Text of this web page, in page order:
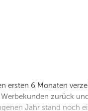
ersten 6 Monaten
zurück
Jahr stand noch